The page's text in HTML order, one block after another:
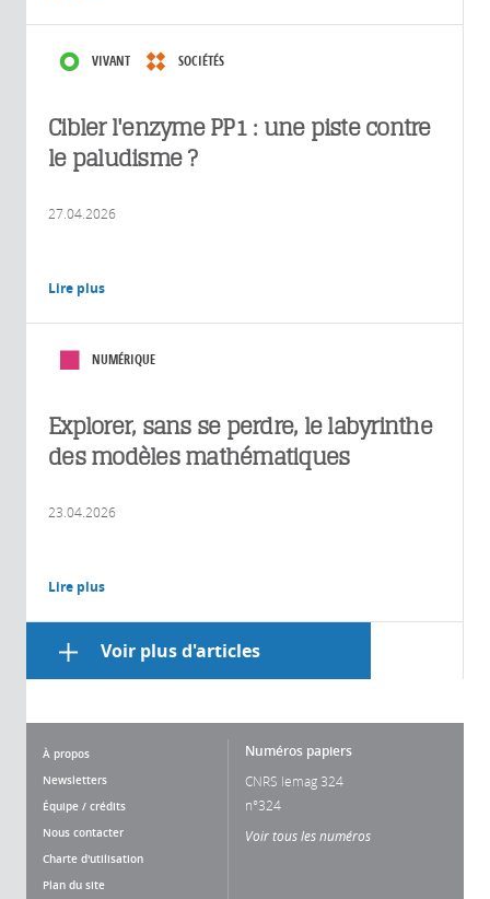
VIVANT SOCIÉTÉS
Cibler l'enzyme PP1 : une piste contre
le paludisme ?
27.04.2026
Lire plus
NUMÉRIQUE
Explorer, sans se perdre, le labyrinthe
des modèles mathématiques
23.04.2026
Lire plus
Voir plus d'articles
À propos
Newsletters
Équipe / crédits
Nous contacter
Charte d'utilisation
Plan du site
Numéros papiers
CNRS lemag 324
n°324
Voir tous les numéros